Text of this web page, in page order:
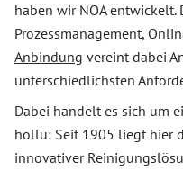
haben wir NOA
Prozessmanagement,
Anbindung vereint dabei
unterschiedlichsten
Dabei handelt es sich um
hollu: Seit 1905 liegt hier
innovativer